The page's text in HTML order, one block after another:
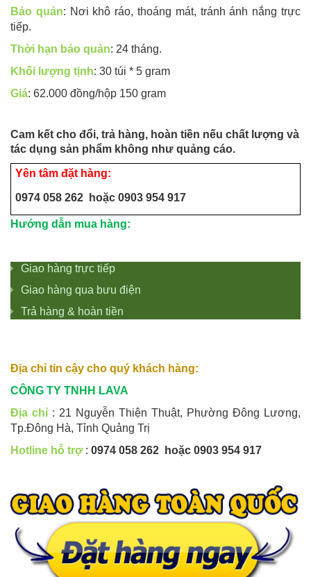
Bảo quản: Nơi khô ráo, thoáng mát, tránh ánh nắng trực
tiếp.
Thời hạn bảo quản: 24 tháng.
Khối lượng tịnh: 30 túi * 5 gram
Giá: 62.000 đồng/hộp 150 gram
Cam kết cho đổi, trả hàng, hoàn tiền nếu chất lượng và
tác dụng sản phẩm không như quảng cáo.
Yên tâm đặt hàng:
0974 058 262 hoặc 0903 954 917
Hướng dẫn mua hàng:
Giao hàng trực tiếp
Giao hàng qua bưu điện
Trả hàng & hoàn tiền
Địa chỉ tin cậy cho quý khách hàng:
CÔNG TY TNHH LAVA
Địa chỉ : 21 Nguyễn Thiện Thuật, Phường Đông Lương,
Tp.Đông Hà, Tỉnh Quảng Trị
Hotline hỗ trợ: 0974 058 262 hoặc 0903 954 917